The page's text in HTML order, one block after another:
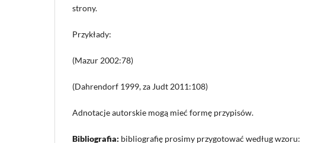
strony.
Przykłady:
(Mazur 2002:78)
(Dahrendorf 1999, za Judt 2011:108)
Adnotacje autorskie mogą mieć formę przypisów.
Bibliografia: bibliografię prosimy przygotować według wzoru: